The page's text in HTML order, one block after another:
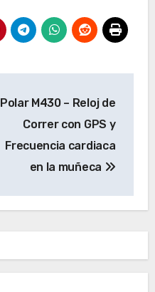
Polar M430 – Reloj de
Correr con GPS y
Frecuencia cardiaca
en la muñeca